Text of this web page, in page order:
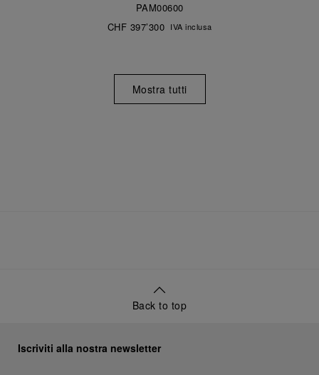
PAM00600
CHF 397’300 IVA inclusa
Mostra tutti
Back to top
Iscriviti alla nostra newsletter